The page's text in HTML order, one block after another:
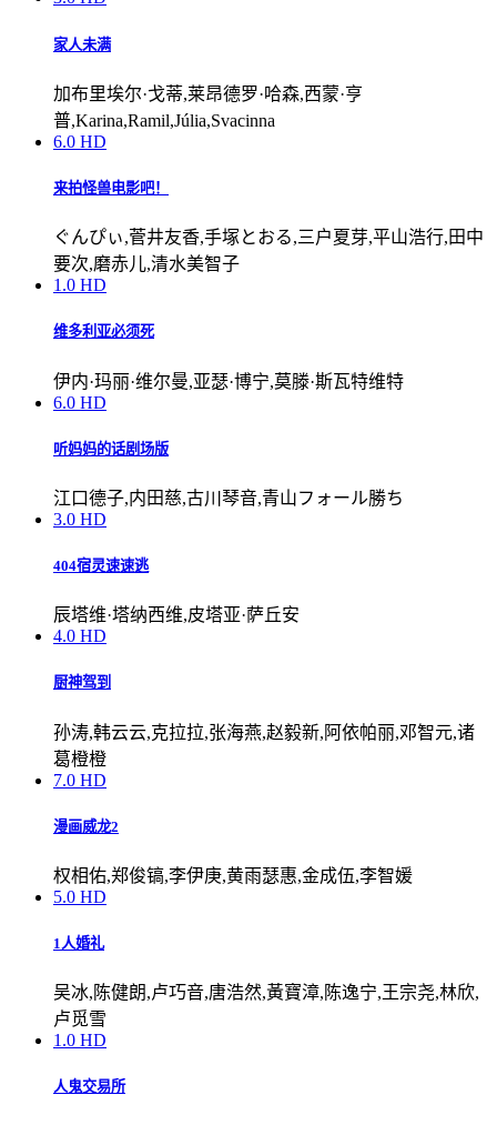
家人未满
加布里埃尔·戈蒂,莱昂德罗·哈森,西蒙·亨
普,Karina,Ramil,Júlia,Svacinna
6.0 HD
来拍怪兽电影吧！
ぐんぴぃ,菅井友香,手塚とおる,三户夏芽,平山浩行,田中
要次,磨赤儿,清水美智子
1.0 HD
维多利亚必须死
伊内·玛丽·维尔曼,亚瑟·博宁,莫滕·斯瓦特维特
6.0 HD
听妈妈的话剧场版
江口德子,内田慈,古川琴音,青山フォール勝ち
3.0 HD
404宿灵速速逃
辰塔维·塔纳西维,皮塔亚·萨丘安
4.0 HD
厨神驾到
孙涛,韩云云,克拉拉,张海燕,赵毅新,阿依帕丽,邓智元,诸
葛橙橙
7.0 HD
漫画威龙2
权相佑,郑俊镐,李伊庚,黄雨瑟惠,金成伍,李智媛
5.0 HD
1人婚礼
吴冰,陈健朗,卢巧音,唐浩然,黃寶漳,陈逸宁,王宗尧,林欣,
卢觅雪
1.0 HD
人鬼交易所